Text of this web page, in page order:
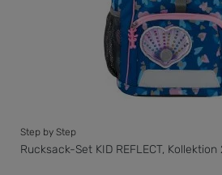
Step by Step
Rucksack-Set KID